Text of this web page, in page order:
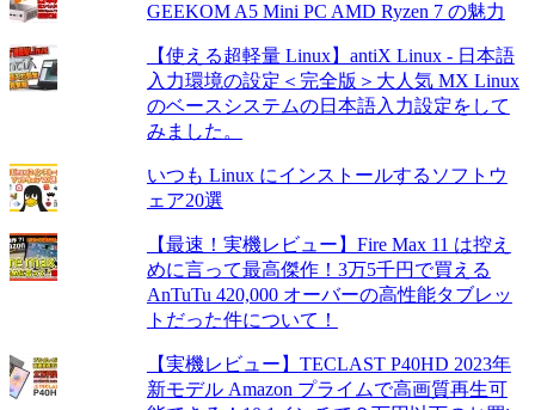
GEEKOM A5 Mini PC AMD Ryzen 7 の魅力
【使える超軽量 Linux】antiX Linux - 日本語
入力環境の設定＜完全版＞大人気 MX Linux
のベースシステムの日本語入力設定をして
みました。
いつも Linux にインストールするソフトウ
ェア20選
【最速！実機レビュー】Fire Max 11 は控え
めに言って最高傑作！3万5千円で買える
AnTuTu 420,000 オーバーの高性能タブレッ
トだった件について！
【実機レビュー】TECLAST P40HD 2023年
新モデル Amazon プライムで高画質再生可